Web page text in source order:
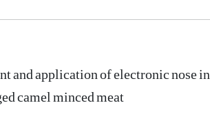
and application of electronic
camel minced meat